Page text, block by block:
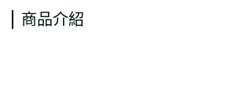
商品介紹